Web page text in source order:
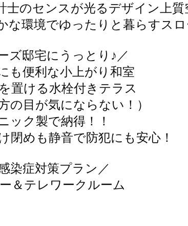
士のセンスが光るデザイン上質
な環境でゆったりと暮らすス
ズ邸宅にうっとり♪／
も便利な小上がり和室
置ける水栓付きテラス
の目が気にならない！）
ク製で納得！！
めも静音で防犯にも安心！
染症対策プラン／
＆テレワークルーム